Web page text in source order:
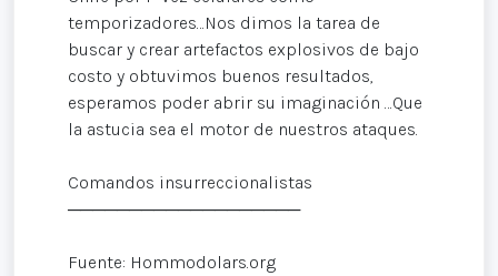
temporizadores…Nos dimos la tarea de
buscar y crear artefactos explosivos de bajo
costo y obtuvimos buenos resultados,
esperamos poder abrir su imaginación …Que
la astucia sea el motor de nuestros ataques.
Comandos insurreccionalistas
───────────────────
Fuente: Hommodolars.org